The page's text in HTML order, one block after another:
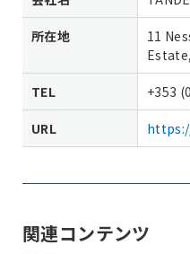
所在地
11
TEL +353
URL
関連コンテンツ